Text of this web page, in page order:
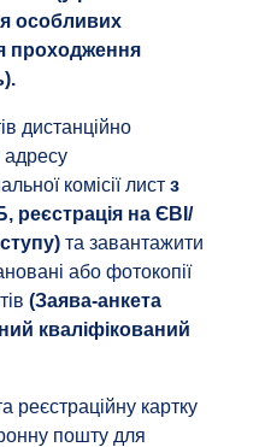
особливих
проходження
дистанційно
адресу
комісії лист з
реєстрація на ЄВІ/
та завантажити
або фотокопії
(Заява-анкета
кваліфікований
реєстраційну картку
пошту для